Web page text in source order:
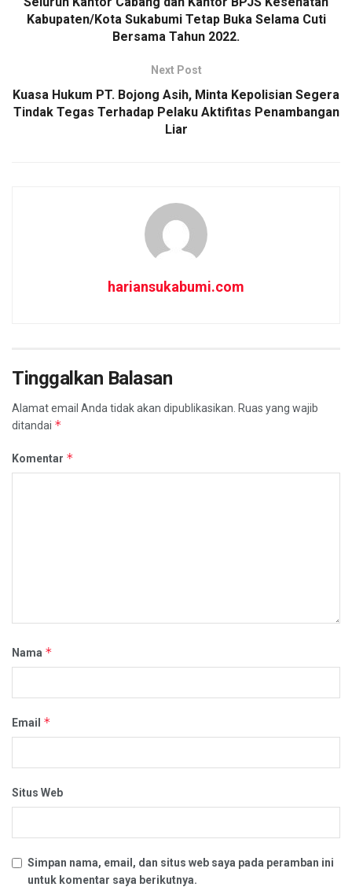
o
p
p
Kabupaten/Kota Sukabumi Tetap Buka Selama Cuti
Bersama Tahun 2022.
Next Post
Kuasa Hukum PT. Bojong Asih, Minta Kepolisian Segera
Tindak Tegas Terhadap Pelaku Aktifitas Penambangan
Liar
hariansukabumi.com
Tinggalkan Balasan
Alamat email Anda tidak akan dipublikasikan. Ruas yang wajib
ditandai *
Komentar *
Nama *
Email *
Situs Web
Simpan nama, email, dan situs web saya pada peramban ini
untuk komentar saya berikutnya.